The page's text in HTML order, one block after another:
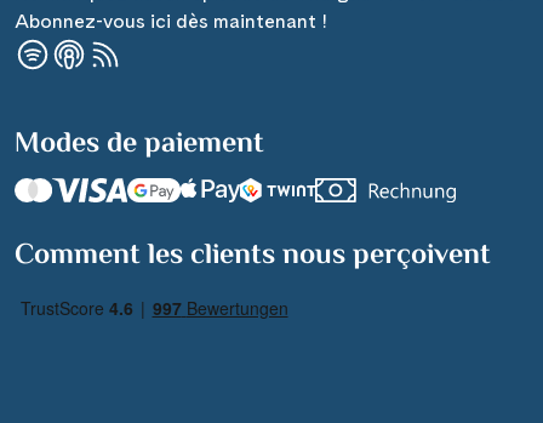
Abonnez-vous ici dès maintenant !
Modes de paiement
Comment les clients nous perçoivent